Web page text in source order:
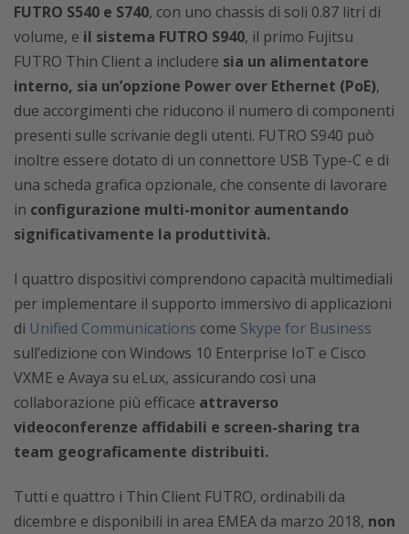
FUTRO S540 e S740, con uno chassis di soli 0.87 litri di
volume, e il sistema FUTRO S940, il primo Fujitsu
FUTRO Thin Client a includere sia un alimentatore
interno, sia un’opzione Power over Ethernet (PoE),
due accorgimenti che riducono il numero di componenti
presenti sulle scrivanie degli utenti. FUTRO S940 può
inoltre essere dotato di un connettore USB Type-C e di
una scheda grafica opzionale, che consente di lavorare
in configurazione multi-monitor aumentando
significativamente la produttività.
I quattro dispositivi comprendono capacità multimediali
per implementare il supporto immersivo di applicazioni
di Unified Communications come Skype for Business
sull’edizione con Windows 10 Enterprise IoT e Cisco
VXME e Avaya su eLux, assicurando così una
collaborazione più efficace attraverso
videoconferenze affidabili e screen-sharing tra
team geograficamente distribuiti.
Tutti e quattro i Thin Client FUTRO, ordinabili da
dicembre e disponibili in area EMEA da marzo 2018, non